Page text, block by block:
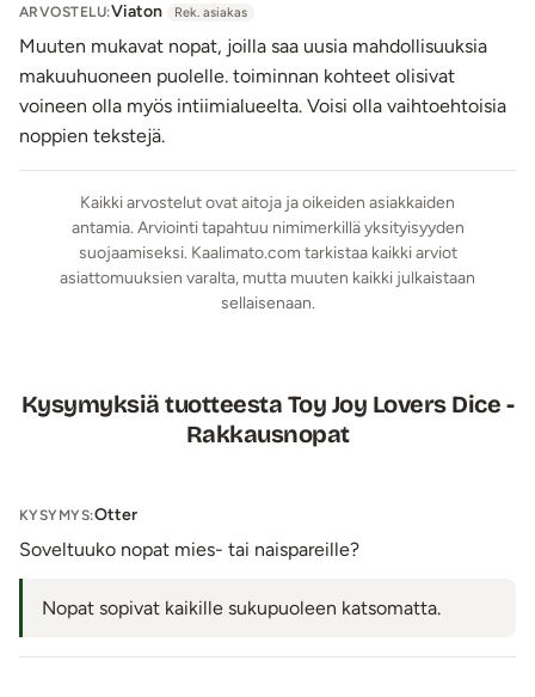
ARVOSTELU:Viaton Rek. asiakas
Muuten mukavat nopat, joilla saa uusia mahdollisuuksia
makuuhuoneen puolelle. toiminnan kohteet olisivat
voineen olla myös intiimialueelta. Voisi olla vaihtoehtoisia
noppien tekstejä.
Kaikki arvostelut ovat aitoja ja oikeiden asiakkaiden
antamia. Arviointi tapahtuu nimimerkillä yksityisyyden
suojaamiseksi. Kaalimato.com tarkistaa kaikki arviot
asiattomuuksien varalta, mutta muuten kaikki julkaistaan
sellaisenaan.
Kysymyksiä tuotteesta Toy Joy Lovers Dice -
Rakkausnopat
KYSYMYS:Otter
Soveltuuko nopat mies- tai naispareille?
Nopat sopivat kaikille sukupuoleen katsomatta.